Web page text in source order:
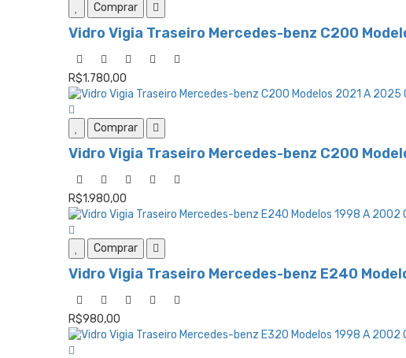
Comprar
Vidro Vigia Traseiro Mercedes-benz C200
R$1.780,00
Comprar
Vidro Vigia Traseiro Mercedes-benz C200
R$1.980,00
Comprar
Vidro Vigia Traseiro Mercedes-benz E240
R$980,00